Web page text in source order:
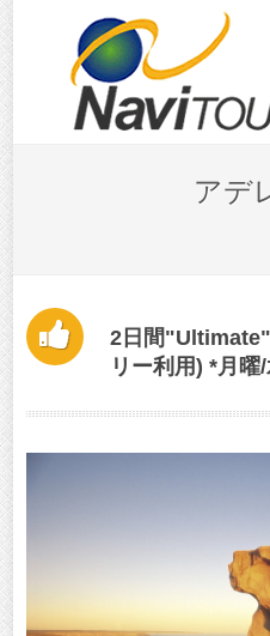
アデ
2日間
リー利用) *月